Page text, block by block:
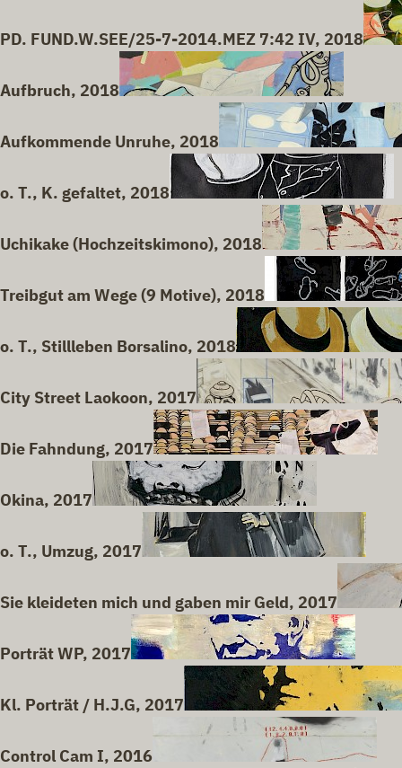
PD. FUND.W.SEE/25-7-2014.MEZ 7:42 IV, 2018
Aufbruch, 2018
Aufkommende Unruhe, 2018
o. T., K. gefaltet, 2018
Uchikake (Hochzeitskimono), 2018
Treibgut am Wege (9 Motive), 2018
o. T., Stillleben Borsalino, 2018
City Street Laokoon, 2017
Die Fahndung, 2017
Okina, 2017
o. T., Umzug, 2017
Sie kleideten mich und gaben mir Geld, 2017
Porträt WP, 2017
Kl. Porträt / H.J.G, 2017
Control Cam I, 2016